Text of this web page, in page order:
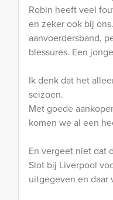
Robin heeft veel
en zeker ook bij
aanvoerdersband,
blessures. Een
Ik denk dat het
seizoen.
Met goede
komen we al een
En vergeet niet dat
Slot bij Liverpool
uitgegeven en